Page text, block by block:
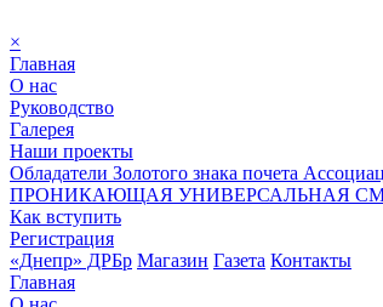
×
Главная
О нас
Руководство
Галерея
Наши проекты
Обладатели Золотого знака почета
ПРОНИКАЮЩАЯ УНИВЕРСАЛЬНАЯ
Как вступить
Регистрация
«Днепр» ДРБр Магазин Газета Контакты
Главная